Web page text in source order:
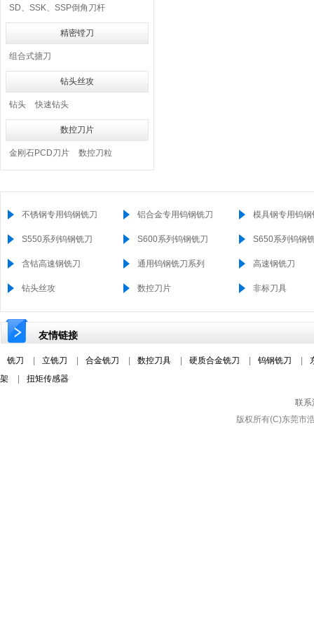
SD、SSK、SSP倒角刀杆
精密镗刀
组合式搪刀
钻头丝攻
钻头 快速钻头
数控刀片
金刚石PCD刀片 数控刀粒
不锈钢专用钨钢铣刀 铝合金专用钨钢铣刀 模具钢专用钨钢
S550系列钨钢铣刀 S600系列钨钢铣刀 S650系列钨钢
含钴高速钢铣刀 通用钨钢铣刀系列 高速钢铣刀
钻头丝攻 数控刀片 非标刀具
友情链接
铣刀 立铣刀 合金铣刀 数控刀具 硬质合金铣刀 钨钢铣刀
架
扭矩传感器
联系
版权所有(C)东莞市